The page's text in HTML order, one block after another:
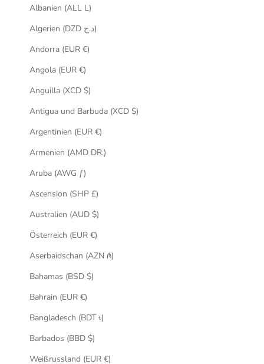
Albanien (ALL L)
Algerien (DZD د.ج)
Andorra (EUR €)
Angola (EUR €)
Anguilla (XCD $)
Antigua und Barbuda (XCD $)
Argentinien (EUR €)
Armenien (AMD DR.)
Aruba (AWG ƒ)
Ascension (SHP £)
Australien (AUD $)
Österreich (EUR €)
Aserbaidschan (AZN ₼)
Bahamas (BSD $)
Bahrain (EUR €)
Bangladesch (BDT ৳)
Barbados (BBD $)
Weißrussland (EUR €)